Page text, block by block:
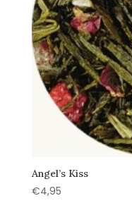
Angel’s Kiss
€4,95